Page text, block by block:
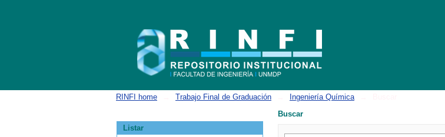
RINFI home Trabajo Final de Graduación Ingeniería Química
Buscar
Listar